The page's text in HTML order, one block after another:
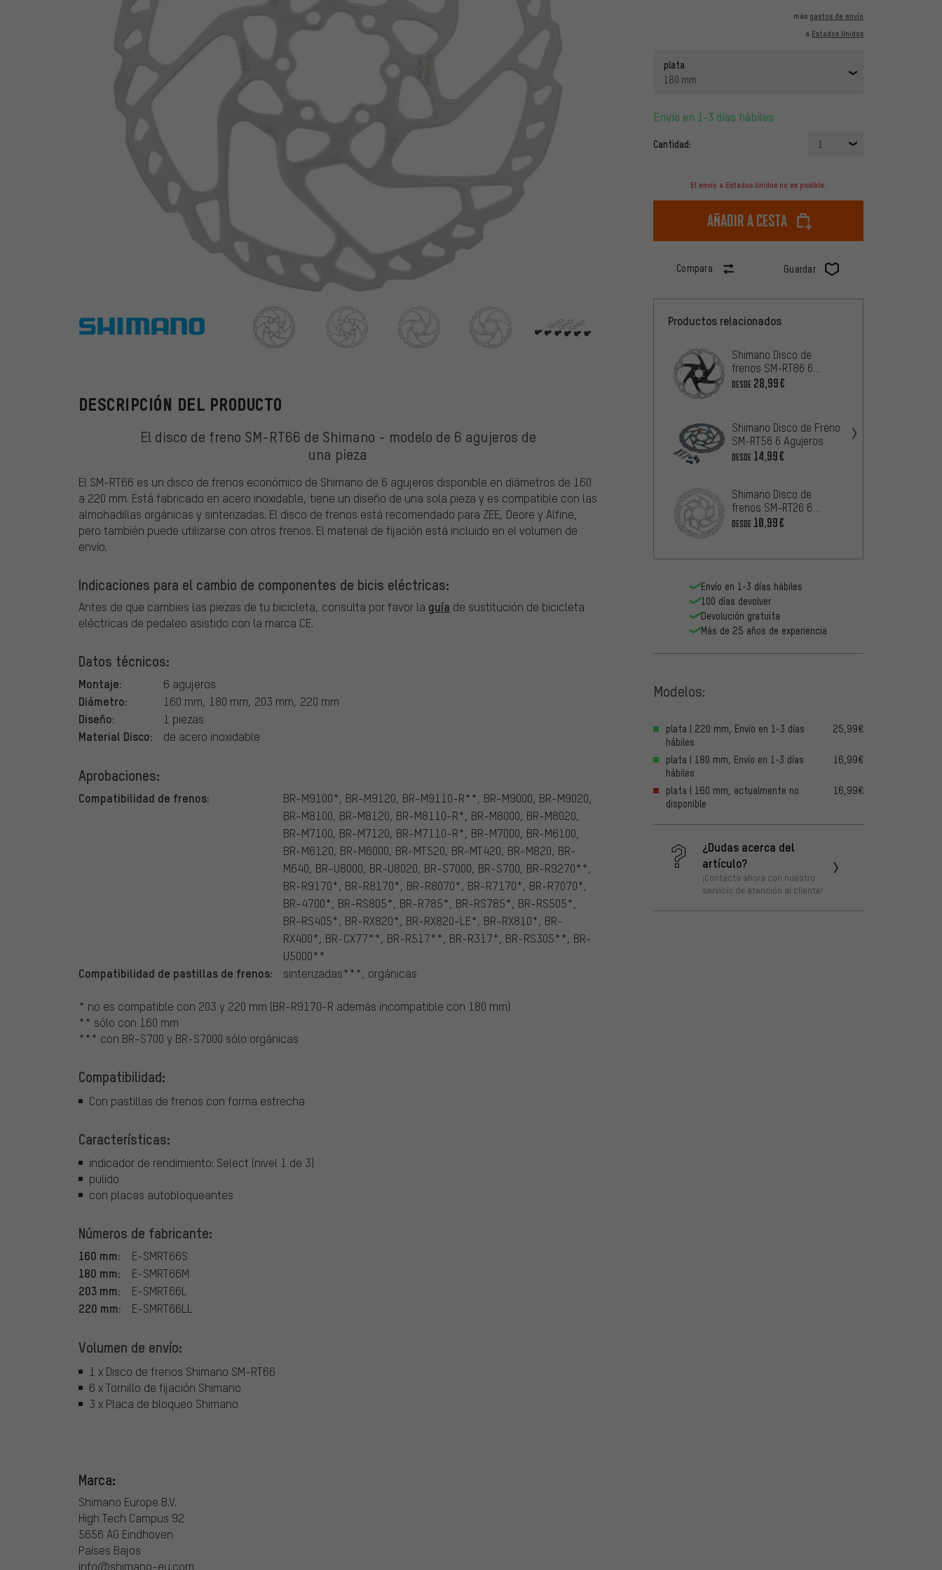
más gastos de envío
a Estados Unidos
plata
180 mm
Envío en 1-3 días hábiles
Cantidad: 1
El envío a Estados Unidos no es posible.
Añadir a cesta
Compara Guardar
Shimano
DESCRIPCIÓN DEL PRODUCTO
El disco de freno SM-RT66 de Shimano - modelo de 6 agujeros de
una pieza
El SM-RT66 es un disco de frenos económico de Shimano de 6 agujeros disponible en diámetros de 160
a 220 mm. Está fabricado en acero inoxidable, tiene un diseño de una sola pieza y es compatible con las
almohadillas orgánicas y sinterizadas. El disco de frenos está recomendado para ZEE, Deore y Alfine,
pero también puede utilizarse con otros frenos. El material de fijación está incluido en el volumen de
envío.
Indicaciones para el cambio de componentes de bicis eléctricas:
Antes de que cambies las piezas de tu bicicleta, consulta por favor la guía de sustitución de bicicleta
eléctricas de pedaleo asistido con la marca CE.
Datos técnicos:
Montaje: 6 agujeros
Diámetro: 160 mm, 180 mm, 203 mm, 220 mm
Diseño: 1 piezas
Material Disco: de acero inoxidable
Aprobaciones:
Compatibilidad de frenos:
BR-M9100*, BR-M9120, BR-M9110-R**, BR-M9000, BR-M9020,
BR-M8100, BR-M8120, BR-M8110-R*, BR-M8000, BR-M8020,
BR-M7100, BR-M7120, BR-M7110-R*, BR-M7000, BR-M6100,
BR-M6120, BR-M6000, BR-MT520, BR-MT420, BR-M820, BR-
M640, BR-U8000, BR-U8020, BR-S7000, BR-S700, BR-R9270**,
BR-R9170*, BR-R8170*, BR-R8070*, BR-R7170*, BR-R7070*,
BR-4700*, BR-RS805*, BR-R785*, BR-RS785*, BR-RS505*,
BR-RS405*, BR-RX820*, BR-RX820-LE*, BR-RX810*, BR-
RX400*, BR-CX77**, BR-R517**, BR-R317*, BR-RS305**, BR-
U5000**
Compatibilidad de pastillas de frenos: sinterizadas***, orgánicas
* no es compatible con 203 y 220 mm (BR-R9170-R además incompatible con 180 mm)
** sólo con 160 mm
*** con BR-S700 y BR-S7000 sólo orgánicas
Compatibilidad:
Con pastillas de frenos con forma estrecha
Características:
indicador de rendimiento: Select (nivel 1 de 3)
pulido
con placas autobloqueantes
Números de fabricante:
160 mm: E-SMRT66S
180 mm: E-SMRT66M
203 mm: E-SMRT66L
220 mm: E-SMRT66LL
Volumen de envío:
1 x Disco de frenos Shimano SM-RT66
6 x Tornillo de fijación Shimano
3 x Placa de bloqueo Shimano
Marca:
Shimano Europe B.V.
High Tech Campus 92
5656 AG Eindhoven
Países Bajos
info@shimano-eu.com
Productos relacionados
Shimano Disco de
frenos SM-RT86 6
agujeros para XT Modelo
DESDE 28,99€
Shimano Disco de Freno
SM-RT56 6 Agujeros
DESDE 14,99€
Shimano Disco de
frenos SM-RT26 6
agujeros
DESDE 10,99€
Envío en 1-3 días hábiles
100 días devolver
Devolución gratuita
Más de 25 años de experiencia
Modelos:
plata | 220 mm, Envío en 1-3 días
hábiles
25,99€
plata | 180 mm, Envío en 1-3 días
hábiles
16,99€
plata | 160 mm, actualmente no
disponible
16,99€
¿Dudas acerca del
artículo?
¡Contacta ahora con nuestro
servicio de atención al cliente!